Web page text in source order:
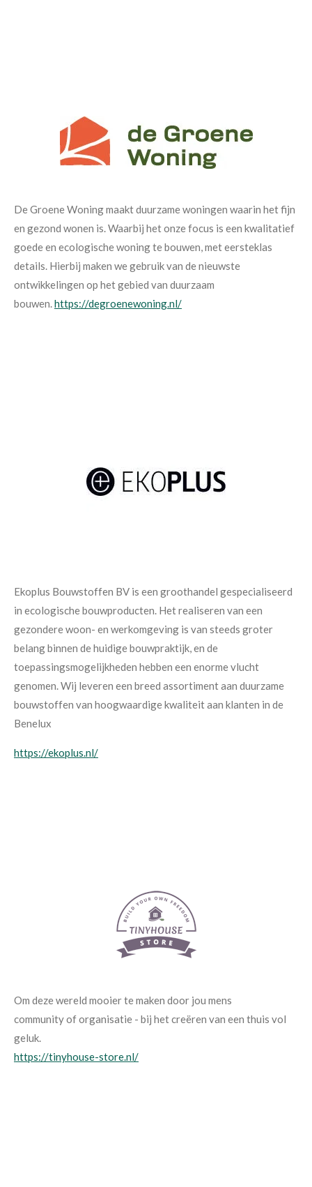
De Groene Woning maakt duurzame woningen waarin het fijn
en gezond wonen is. Waarbij het onze focus is een kwalitatief
goede en ecologische woning te bouwen, met eersteklas
details. Hierbij maken we gebruik van de nieuwste
ontwikkelingen op het gebied van duurzaam
bouwen.https://degroenewoning.nl/
Ekoplus Bouwstoffen BV is een groothandel gespecialiseerd
in ecologische bouwproducten. Het realiseren van een
gezondere woon- en werkomgeving is van steeds groter
belang binnen de huidige bouwpraktijk, en de
toepassingsmogelijkheden hebben een enorme vlucht
genomen. Wij leveren een breed assortiment aan duurzame
bouwstoffen van hoogwaardige kwaliteit aan klanten in de
Benelux
https://ekoplus.nl/
Om deze wereld mooier te maken door jou mens
community of organisatie - bij het creëren van een thuis vol
geluk.
https://tinyhouse-store.nl/